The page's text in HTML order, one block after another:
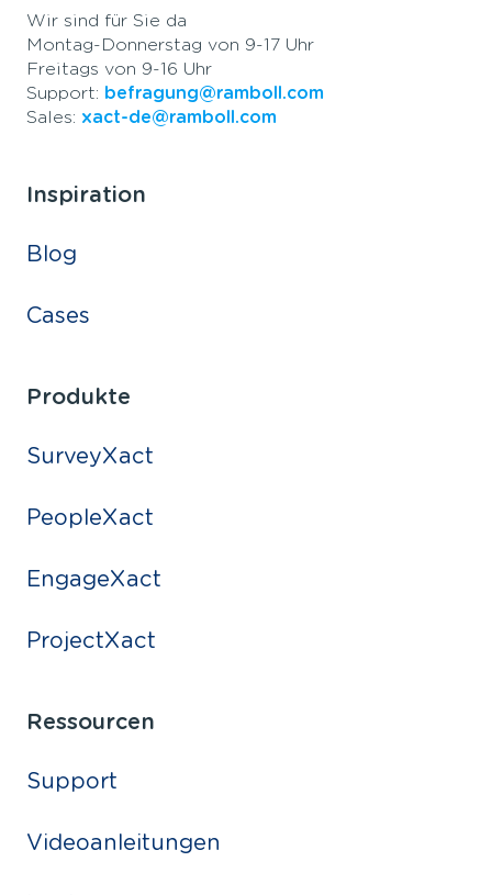
Wir sind für Sie da
Montag-Donnerstag von 9-17 Uhr
Freitags von 9-16 Uhr
Support: befragung@ramboll.com
Sales: xact-de@ramboll.com
Inspiration
Blog
Cases
Produkte
SurveyXact
PeopleXact
EngageXact
ProjectXact
Ressourcen
Support
Videoanleitungen